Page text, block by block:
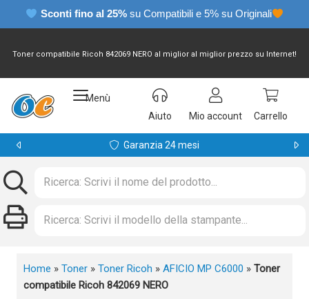
Sconti fino al 25% su Compatibili e 5% su Originali
Toner compatibile Ricoh 842069 NERO al miglior al miglior prezzo su Internet!
Menù
Aiuto
Mio account Carrello
Garanzia 24 mesi
Home » Toner » Toner Ricoh » AFICIO MP C6000 » Toner
compatibile Ricoh 842069 NERO